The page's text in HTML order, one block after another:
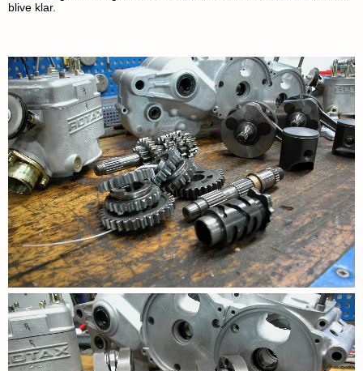
blive klar.